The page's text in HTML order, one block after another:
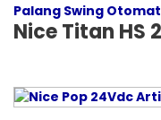
Palang Swing
Nice Titan HS